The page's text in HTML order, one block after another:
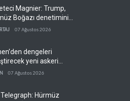
arabuluculardan
baskı yapmasını
Magnier: Trump,
Boğazı denetimini
İran ve Umman'a
07 Ağustos 2026
dengeleri
yeni askeri
07 Ağustos 2026
Telegraph: Hürmüz